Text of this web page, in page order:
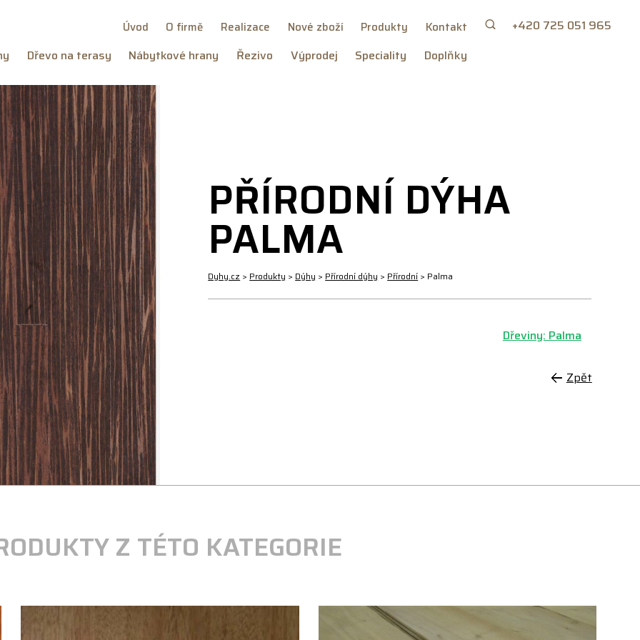
Úvod O firmě Realizace Nové zboží Produkty Kontakt
Dřevo na terasy Nábytkové hrany Řezivo Výprodej Speciality Doplňky
+420 725 051 965
PŘÍRODNÍ DÝHA
PALMA
Dyhy.cz > Produkty > Dýhy > Přírodní dýhy > Přírodní > Palma
Dřeviny: Palma
Zpět
Z TÉTO KATEGORIE